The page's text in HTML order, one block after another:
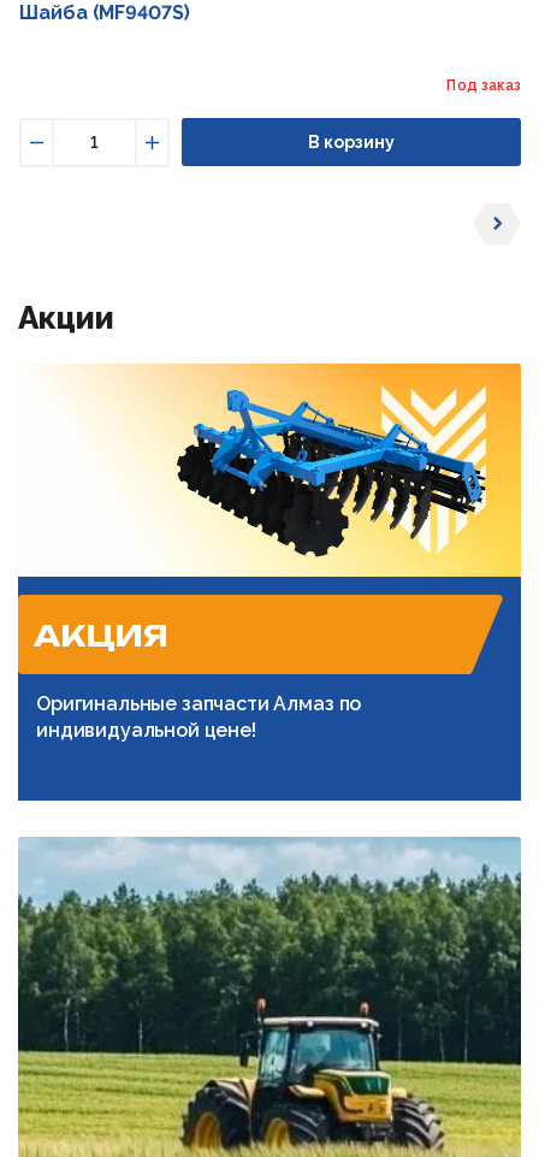
Шайба (MF9407S)
Под заказ
Увеличить
В корзину
Акции
АКЦИЯ
Оригинальные запчасти Алмаз по
индивидуальной цене!